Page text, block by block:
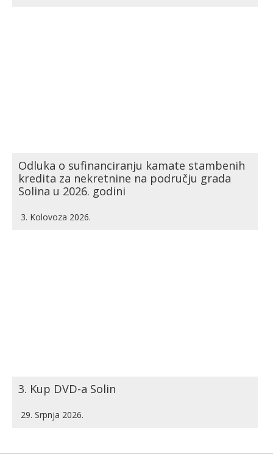
Odluka o sufinanciranju kamate stambenih
kredita za nekretnine na području grada
Solina u 2026. godini
3. Kolovoza 2026.
3. Kup DVD-a Solin
29. Srpnja 2026.